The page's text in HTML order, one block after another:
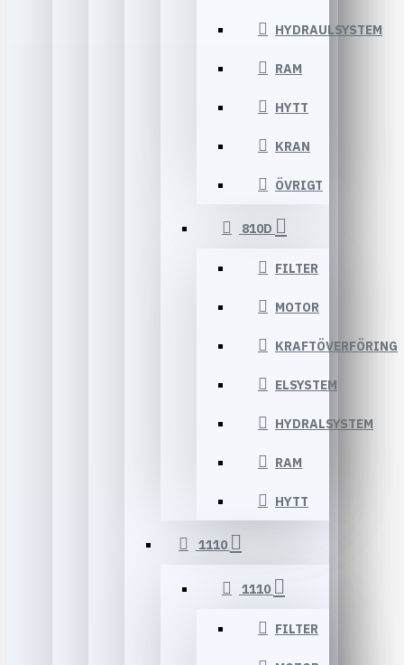
HYDRAULSYSTEM
RAM
HYTT
KRAN
ÖVRIGT
810D
FILTER
MOTOR
KRAFTÖVERFÖRING
ELSYSTEM
HYDRALSYSTEM
RAM
HYTT
1110
1110
FILTER